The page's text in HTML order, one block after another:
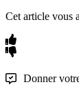
Cet article vous
Donner